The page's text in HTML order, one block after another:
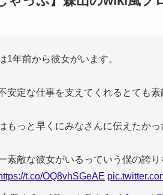
1年前から彼女がいます。
安定な仕事を支えてくれるとても素
もっと早くにみなさんに伝えたかっ
素敵な彼女がいるっていう僕の誇
t.co/OQ8vhSGeAE